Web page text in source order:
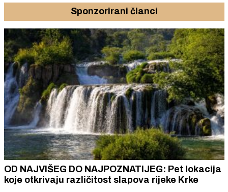
Sponzorirani članci
OD NAJVIŠEG DO NAJPOZNATIJEG: Pet lokacija
koje otkrivaju različitost slapova rijeke Krke